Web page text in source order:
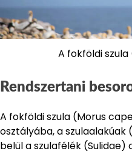
A fokföldi
Rendszertani
A fokföldi szula (Morus
osztályába, a szulaalakúak
belül a szulafélék (Sulidae)